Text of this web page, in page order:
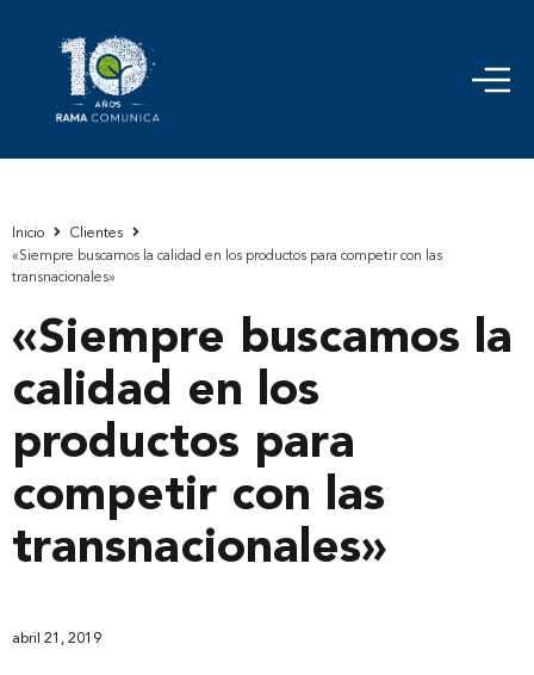
Inicio
Clientes
«Siempre buscamos la calidad en los productos para competir con las
transnacionales»
«Siempre buscamos la
calidad en los
productos para
competir con las
transnacionales»
abril 21, 2019